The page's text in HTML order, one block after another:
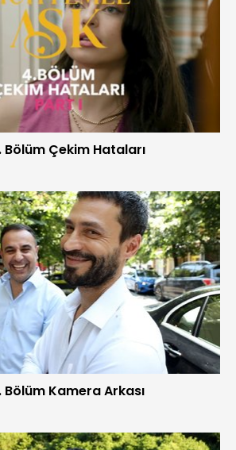
Çekim Hataları
Kamera Arkası